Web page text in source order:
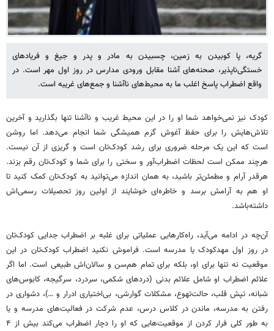
گریه‌، پا کوبیدن به زمین، چسبیدن به مادر و پدر و جیغ و فریادهای
خستگی‌ناپذیر، صحنه‌های آشنا مقابل ورودی مدارس در روز اول مهر است. در
واقع اضطراب پاسخ اغلب ما به محیط‌های ناآشنا و جمع‌های غریبه است.
کودک نیز نمی‌خواهد شما او را در این محیط غریب و ناآشنا تنها بگذارید و آخرین
تلاش‌هایش را برای حفظ آغوش گرم همیشگی شما انجام می‌دهد. اما روشن
است که این یک مرحله ضروری برای رشد کودک‌تان است و گریزی از آن نیست.
هرچند ممکن است لحظات اضطراب‌آور و سختی را برای شما و کودک‌تان رقم بزند.
هرقدر آرام‌ و مطمئن‌تر باشید، به همان اندازه می‌توانید به کودک‌تان کمک کنید تا
او هم به آرامش برسد و خاطره‌ای خوشایند از اولین روز تحصیلات رسمی‌اش
داشته‌باشد.
آن‌چه در ادامه می‌آید، راه‌کارهایی عملیاتی برای غلبه بر اضطراب جدایی کودک‌تان
در روز اول مهدکودک یا مدرسه است. فراموش نکنید اضطراب کودک‌تان در این
موقعیت نه تنها برای او، بلکه برای تمام هم‌سن و سالان‌اش طبیعی است. اما اگر
علائم اضطراب او شامل علائم بدنی (دردهای شکمی، سردرد، سرگیجه، کابوس‌های
شبانه، تپش قلب، حالت‌تهوع، مشکلات گوارشی، بی‌اختیاری ادرار و …)، دشواری در
رفتن به مدرسه، ماندن در کلاس درس، عدم شرکت در فعالیت‌های مدرسه و یا
به طور کلی فرار کردن از موقعیت‌هایی که او را دچار اضطراب می‌کند بیش از ۴